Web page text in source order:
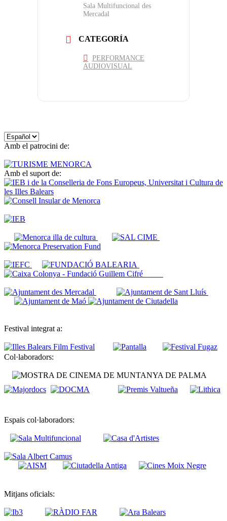
Sala Multifuncional des
Mercadal
CATEGORÍA
PERFORMANCE
AUDIOVISUAL
Elegir
un
Amb el patrocini de:
Amb el suport de:
Festival integrat a:
Col·laboradors:
Espais col·laboradors:
Mitjans oficials: